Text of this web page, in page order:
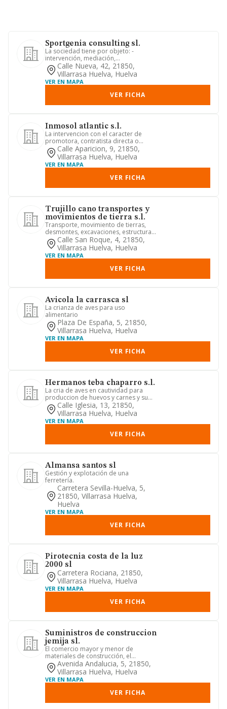
Sportgenia consulting sl.
La sociedad tiene por objeto: -
intervención, mediación,
asesoramiento técnico y jurídico en la
con...
Calle Nueva, 42, 21850,
Villarrasa Huelva, Huelva
VER EN MAPA
VER FICHA
Inmosol atlantic s.l.
La intervencion con el caracter de
promotora, contratista directa o
subcontratista en la actividad ...
Calle Aparicion, 9, 21850,
Villarrasa Huelva, Huelva
VER EN MAPA
VER FICHA
Trujillo cano transportes y
movimientos de tierra s.l.
Transporte, movimiento de tierras,
desmontes, excavaciones, estructuras,
derribos, construcciones y...
Calle San Roque, 4, 21850,
Villarrasa Huelva, Huelva
VER EN MAPA
VER FICHA
Avicola la carrasca sl
La crianza de aves para uso
alimentario
Plaza De España, 5, 21850,
Villarrasa Huelva, Huelva
VER EN MAPA
VER FICHA
Hermanos teba chaparro s.l.
La cria de aves en cautividad para
produccion de huevos y carnes y su
comercializacion y cualquier ...
Calle Iglesia, 13, 21850,
Villarrasa Huelva, Huelva
VER EN MAPA
VER FICHA
Almansa santos sl
Gestión y explotación de una
ferretería.
Carretera Sevilla-Huelva, 5,
21850, Villarrasa Huelva,
Huelva
VER EN MAPA
VER FICHA
Pirotecnia costa de la luz
2000 sl
Carretera Rociana, 21850,
Villarrasa Huelva, Huelva
VER EN MAPA
VER FICHA
Suministros de construccion
jemija sl.
El comercio mayor y menor de
materiales de construcción, el
movimiento de tierras y el transporte
d...
Avenida Andalucia, 5, 21850,
Villarrasa Huelva, Huelva
VER EN MAPA
VER FICHA